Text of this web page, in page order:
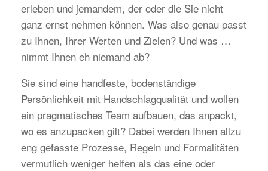
erleben und jemandem, der oder die Sie nicht
ganz ernst nehmen können. Was also genau passt
zu Ihnen, Ihrer Werten und Zielen? Und was …
nimmt Ihnen eh niemand ab?
Sie sind eine handfeste, bodenständige
Persönlichkeit mit Handschlagqualität und wollen
ein pragmatisches Team aufbauen, das anpackt,
wo es anzupacken gilt? Dabei werden Ihnen allzu
eng gefasste Prozesse, Regeln und Formalitäten
vermutlich weniger helfen als das eine oder